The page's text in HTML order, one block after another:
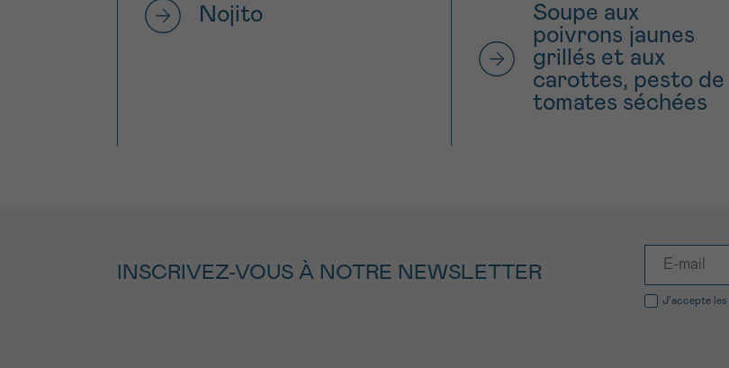
Nojito
Soupe aux
poivrons jaunes
grillés et aux
carottes, pesto de
tomates séchées
INSCRIVEZ-VOUS À NOTRE NEWSLETTER
J’accepte les